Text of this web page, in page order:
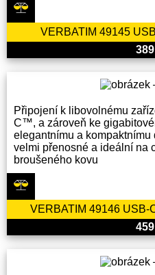
VERBATIM 49145
Připojení k libovolnému
C™, a zároveň ke
elegantnímu a
velmi přenosné a ideální na
broušeného kovu
VERBATIM 49146 USB-